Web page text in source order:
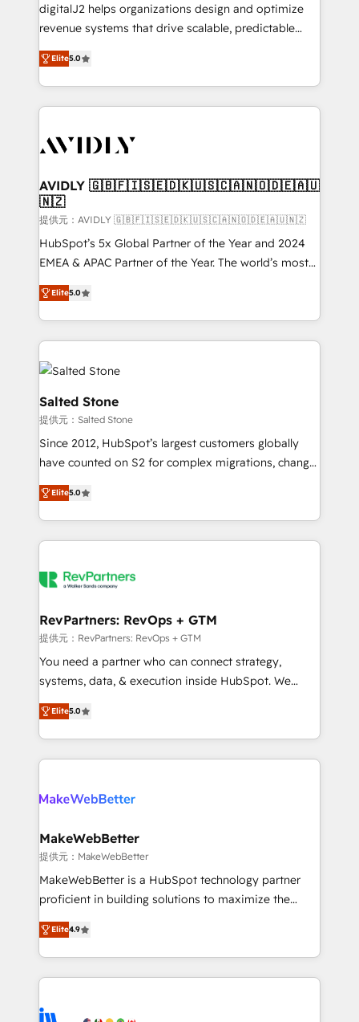
digitalJ2 helps organizations design and optimize
revenue systems that drive scalable, predictable
growth. As a triple-accredited HubSpot Solutions
Partner, we specialize in both strategic RevOps
planning and hands-on technical execution - building
the operational foundation companies need to
Healthcare - Financial Services - Managed IT (MSP) -
we help: ✔️ Full HubSpot implementations and portal
optimization ✔️ Data migrations, CRM architecture,
and reporting foundations ✔️ Custom integrations
and workflow automation ✔️ User adoption
programs, training, and enablement Through project-
partnerships, we guide organizations through the
revenue maturity model - delivering the right
grows.
Elite5.0
AVIDLY 🇬🇧🇫🇮🇸🇪🇩🇰🇺🇸🇨🇦🇳🇴🇩🇪🇦🇺
🇳🇿
提供元：AVIDLY 🇬🇧🇫🇮🇸🇪🇩🇰🇺🇸🇨🇦🇳🇴🇩🇪🇦🇺🇳🇿
HubSpot’s 5x Global Partner of the Year and 2024
EMEA & APAC Partner of the Year. The world’s most
experienced and fully accredited HubSpot Solutions
Partner. 🚀 With 2,750+ HubSpot projects delivered
and 370+ specialists across EMEA, APAC and NAM,
we de-risk complex CRM programmes and
accelerate ROI across every HubSpot Hub. 🧭 From
multi-region migrations to AI-powered automation,
we turn complexity into clarity, human at global
scale. 🏆 HubSpot’s CEO called us “the partner of the
future.” Others agree it is proof of trust built through
measurable impact.
Elite5.0
Salted Stone
提供元：Salted Stone
Since 2012, HubSpot’s largest customers globally
have counted on S2 for complex migrations, change
management, systems integration, and creative
solutions that deliver measurable impact and
transform brand experiences As one of the few full-
service creative agencies in the HubSpot
winning design to build scalable, globally
marketing campaigns, & RevOps frameworks that
fuel long-term success We connect the entire
customer lifecycle through seamless integrations,
ensure long-term adoption with change-
and service to drive sustainable growth With 6 key
HubSpot accreditations and experience across
Elite5.0
RevPartners: RevOps + GTM
提供元：RevPartners: RevOps + GTM
You need a partner who can connect strategy,
systems, data, & execution inside HubSpot. We
bridge the gap where most agencies fall short by
combining GTM strategy with technical execution to
solve the right problem with the right solution. As the
only firm in the world to hold Elite Partner
clients gain a unique advantage in CRM architecture,
market execution. Why B2B Businesses Choose RP: -
Secure: Soc2 compliant 🛡️ - Pricing: Implementations
starting at $1,5k 💵 - Speed: Launch in 14 days ⚡ -
Global: 75+ RPers across five continents 🌐 - Scale:
HubSpot Partner 🪴 - Sales Hub: More
implementations than any other Partner 💻 -
agency for an Ops problem. Don't hire a technical
Elite5.0
MakeWebBetter
提供元：MakeWebBetter
MakeWebBetter is a HubSpot technology partner
proficient in building solutions to maximize the
operational efficiency of HubSpot. The fastest-
growing tech-enabler & facilitator, MakeWebBetter,
hands you the blend of HubSpot expertise &
eminent solutions & integrations. Trust us to
Elite Partners with 10+ years of HubSpot experience
Elite4.9